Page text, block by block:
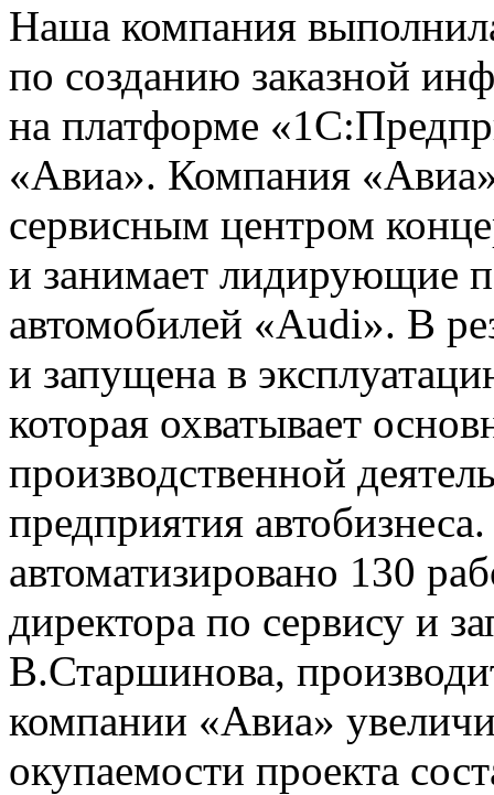
Наша компания
по созданию заказной
на платформе
«Авиа». Компания
сервисным центром
и занимает лидирующие
автомобилей «Audi». В
и запущена в
которая охватывает
производственной
предприятия
автоматизировано 130
директора по сервису и
В.Старшинова,
компании «Авиа»
окупаемости проекта